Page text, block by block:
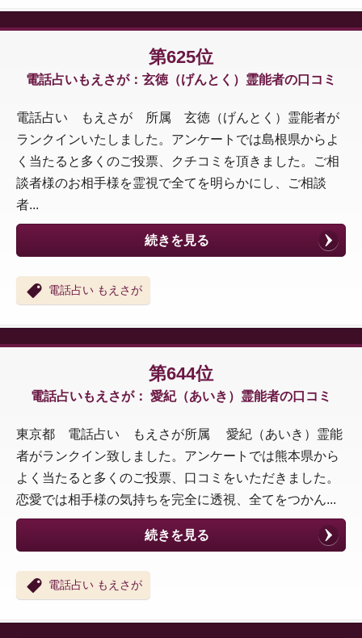
第625位
電話占いもえさが：玄徳（げんとく）霊能者の口コミ
電話占い もえさが 所属 玄徳（げんとく）霊能者が
ランクインいたしました。アンケートでは島根県からよ
く当たると多くのご投票、クチコミを頂きました。ご相
談者様のお相手様を霊視で全てを明らかにし、ご相談
者...
続きを見る
電話占い もえさが
第644位
電話占いもえさが： 愛紀（あいき）霊能者の口コミ
東京都 電話占い もえさが所属 愛紀（あいき）霊能
者がランクイン致しました。アンケートでは熊本県から
よく当たると多くのご投票、口コミをいただきました。
恋愛では相手様の気持ちを完全に透視、全てをつかん...
続きを見る
電話占い もえさが